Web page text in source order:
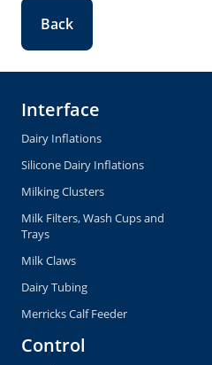
Back
Interface
Dairy Inflations
Silicone Dairy Inflations
Milking Clusters
Milk Filters, Wash Cups and
Trays
Milk Claws
Dairy Tubing
Merricks Calf Feeder
Control